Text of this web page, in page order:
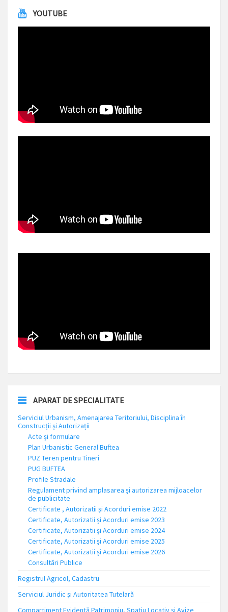
YOUTUBE
APARAT DE SPECIALITATE
Serviciul Urbanism, Amenajarea Teritoriului, Disciplina în
Construcții și Autorizații
Acte și formulare
Plan Urbanistic General Buftea
PUZ Teren pentru Tineri
PUG BUFTEA
Profile Stradale
Regulament privind amplasarea și autorizarea mijloacelor
de publicitate
Certificate , Autorizatii și Acorduri emise 2022
Certificate, Autorizatii și Acorduri emise 2023
Certificate, Autorizatii și Acorduri emise 2024
Certificate, Autorizatii și Acorduri emise 2025
Certificate, Autorizatii și Acorduri emise 2026
Consultări Publice
Registrul Agricol, Cadastru
Serviciul Juridic și Autoritatea Tutelară
Compartiment Evidență Patrimoniu, Spațiu Locativ și Avize